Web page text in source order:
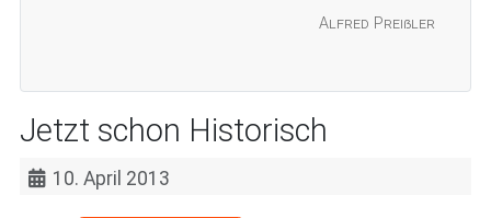
Alfred Preißler
Jetzt schon Historisch
10. April 2013